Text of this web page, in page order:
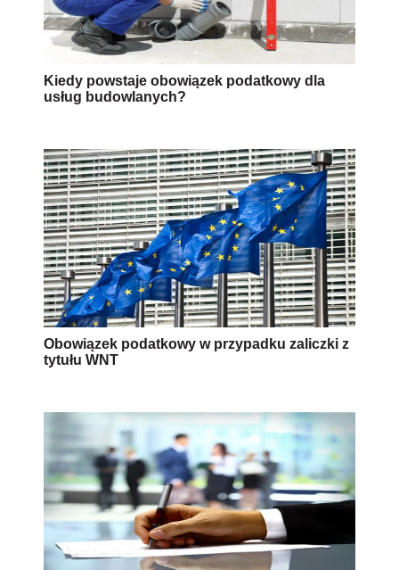
Kiedy powstaje obowiązek podatkowy dla
usług budowlanych?
Obowiązek podatkowy w przypadku zaliczki z
tytułu WNT